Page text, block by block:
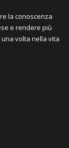
la conoscenza
e rendere più
volta nella vita